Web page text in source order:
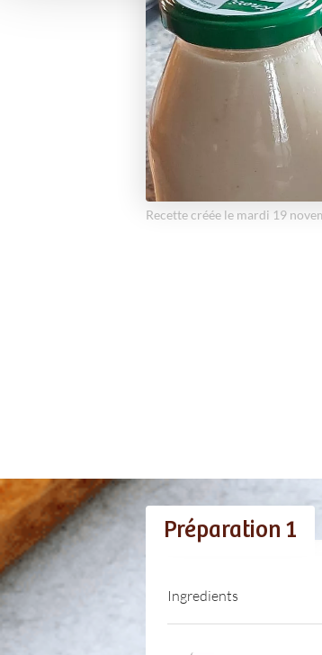
Recette créée le mardi 19
Préparation 1
Ingredients